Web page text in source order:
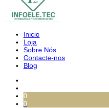
Inicio
Loja
Sobre Nós
Contacte-nos
Blog
0
0